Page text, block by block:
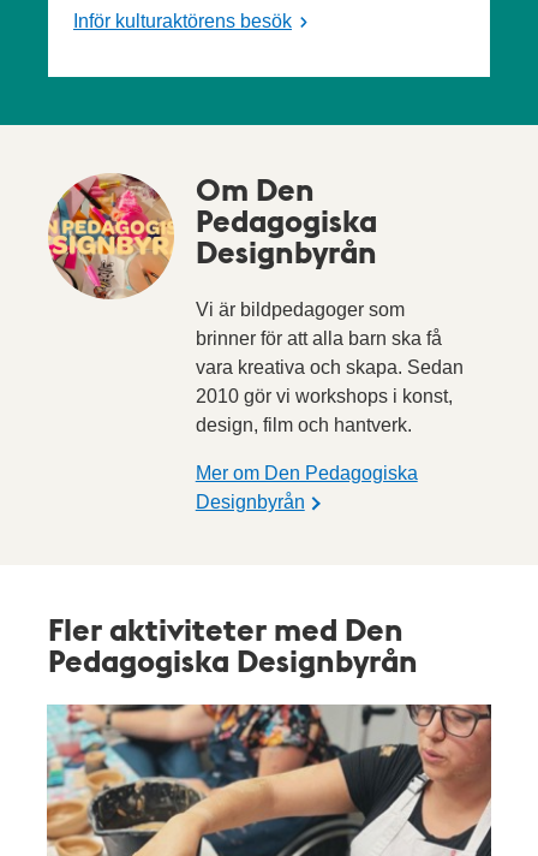
Inför kulturaktörens besök
Om Den
Pedagogiska
Designbyrån
Vi är bildpedagoger som
brinner för att alla barn ska få
vara kreativa och skapa. Sedan
2010 gör vi workshops i konst,
design, film och hantverk.
Mer om Den Pedagogiska
Designbyrån
Fler aktiviteter med Den
Pedagogiska Designbyrån